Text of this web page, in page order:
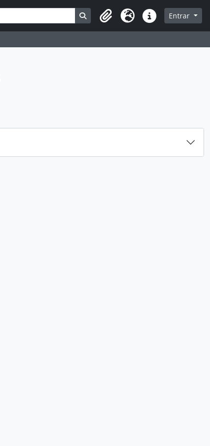
Busque na página de navegação
Idioma Ligações rápidas
Entrar